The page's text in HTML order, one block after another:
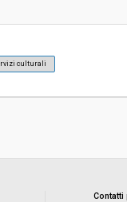
culturali